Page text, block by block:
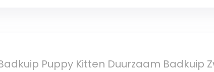
Puppy Kitten Duurzaam Badkuip